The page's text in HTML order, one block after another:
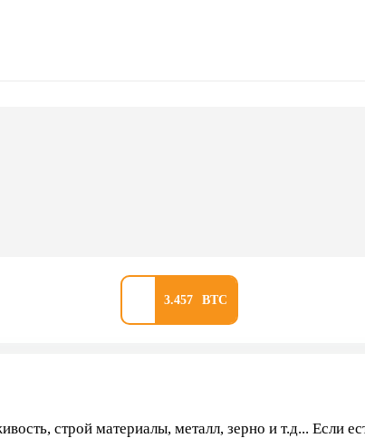
3.457
строй материалы, металл, зерно и т.д... Если